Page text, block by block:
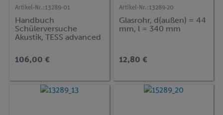
Artikel-Nr.:13289-01
Handbuch
Schülerversuche
Akustik, TESS advanced
106,00 €
Artikel-Nr.:13289-20
Glasrohr, d(außen) = 44
mm, l = 340 mm
12,80 €